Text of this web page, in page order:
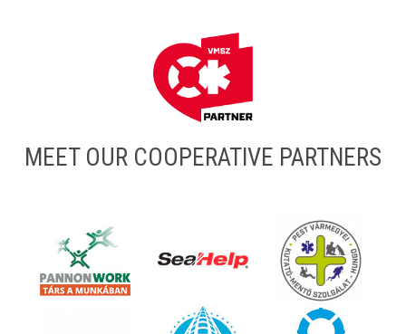
MEET OUR COOPERATIVE PARTNERS